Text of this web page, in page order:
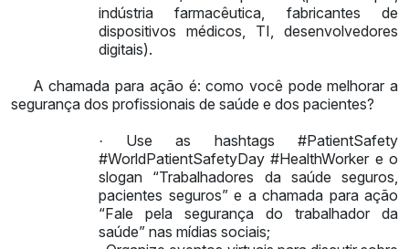
indústria farmacêutica, fabricantes de
dispositivos médicos, TI, desenvolvedores
digitais).
A chamada para ação é: como você pode melhorar a
segurança dos profissionais de saúde e dos pacientes?
·
Use as hashtags #PatientSafety
#WorldPatientSafetyDay #HealthWorker e o
slogan “Trabalhadores da saúde seguros,
pacientes seguros” e a chamada para ação
“Fale pela segurança do trabalhador da
saúde” nas mídias sociais;